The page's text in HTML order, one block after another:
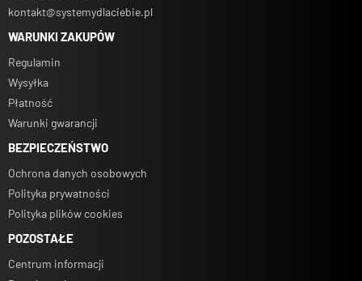
kontakt@systemydlaciebie.pl
WARUNKI ZAKUPÓW
Regulamin
Wysyłka
Płatność
Warunki gwarancji
BEZPIECZEŃSTWO
Ochrona danych osobowych
Polityka prywatności
Polityka plików cookies
POZOSTAŁE
Centrum informacji